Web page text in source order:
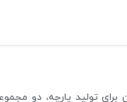
تولید پارچه، دو